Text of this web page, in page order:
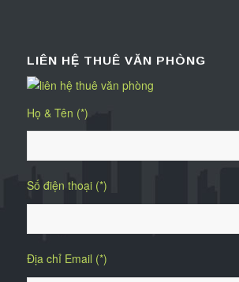
LIÊN HỆ THUÊ VĂN PHÒNG
Họ & Tên (*)
Số điện thoại (*)
Địa chỉ Email (*)